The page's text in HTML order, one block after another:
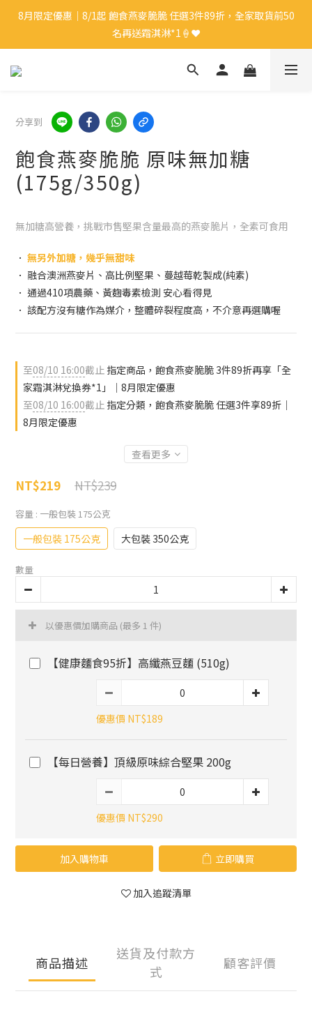
8月限定優惠｜8/1起 飽食燕麥脆脆 任選3件89折，全家取貨前50
名再送霜淇淋*1🍦❤️
8月限定優惠｜8/1起 飽食燕麥脆脆 任選3件89折，全家取貨前50
名再送霜淇淋*1🍦❤️
新會員🎁｜註冊會員即送$50購物金
中秋禮盒優惠｜單盒折起，最高享9折再送蛋白麵*1👍🏻✨
8月限定優惠｜8/1起 飽食燕麥脆脆 任選3件89折，全家取貨前50
名再送霜淇淋*1🍦❤️
分享到
飽食燕麥脆脆 原味無加糖
(175g/350g)
無加糖高營養，挑戰市售堅果含量最高的燕麥脆片，全素可食用
． 無另外加糖，幾乎無甜味
． 融合澳洲燕麥片、高比例堅果、蔓越莓乾製成(純素)
． 通過410項農藥、黃麴毒素檢測 安心看得見
． 該配方沒有糖作為媒介，整體碎裂程度高，不介意再選購喔
至08/10 16:00截止 指定商品，飽食燕麥脆脆 3件89折再享「全
家霜淇淋兌換券*1」｜8月限定優惠
至08/10 16:00截止 指定分類，飽食燕麥脆脆 任選3件享89折｜
8月限定優惠
查看更多
NT$239
NT$219
容量 : 一般包裝 175公克
一般包裝 175公克 大包裝 350公克
數量
以優惠價加購商品 (最多 1 件)
【健康麵食95折】高纖燕豆麵 (510g)
優惠價 NT$189
【每日營養】頂級原味綜合堅果 200g
優惠價 NT$290
加入購物車 立即購買
加入追蹤清單
商品描述
送貨及付款方
式
顧客評價